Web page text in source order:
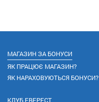
МАГАЗИН ЗА БОНУСИ
ЯК ПРАЦЮЄ МАГАЗИН?
ЯК НАРАХОВУЮТЬСЯ БОНУСИ?